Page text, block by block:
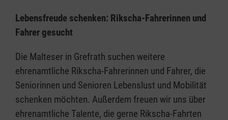
Lebensfreude schenken: Rikscha-Fahrerinnen und
Fahrer gesucht
Die Malteser in Grefrath suchen weitere
ehrenamtliche Rikscha-Fahrerinnen und Fahrer, die
Seniorinnen und Senioren Lebenslust und Mobilität
schenken möchten. Außerdem freuen wir uns über
ehrenamtliche Talente, die gerne Rikscha-Fahrten